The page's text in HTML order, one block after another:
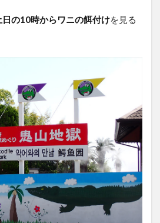
日の10時からワニの餌付けを見る